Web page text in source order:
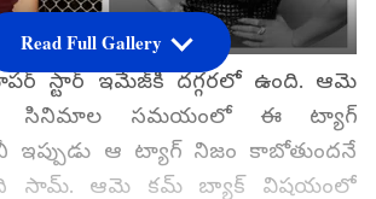
స్టార్‌ ఇమేజ్‌కి దగ్గరలో ఉంది. ఆమె
సినిమాల సమయంలో ఈ ట్యాగ్‌
ఇప్పుడు ఆ ట్యాగ్‌ నిజం కాబోతుందనే
సామ్‌. ఆమె కమ్‌ బ్యాక్‌ విషయంలో
Read Full Gallery